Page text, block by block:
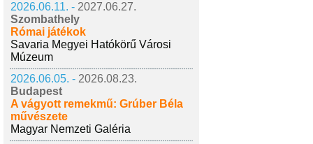
2026.06.11. - 2027.06.27.
Szombathely
Római játékok
Savaria Megyei Hatókörű Városi
Múzeum
2026.06.05. - 2026.08.23.
Budapest
A vágyott remekmű: Grúber Béla
művészete
Magyar Nemzeti Galéria